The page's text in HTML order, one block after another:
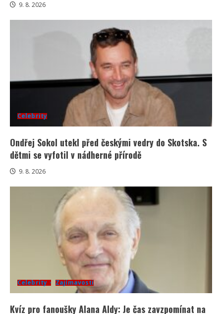
9. 8. 2026
Celebrity
Ondřej Sokol utekl před českými vedry do Skotska. S
dětmi se vyfotil v nádherné přírodě
9. 8. 2026
Celebrity Zajímavosti
Kvíz pro fanoušky Alana Aldy: Je čas zavzpomínat na